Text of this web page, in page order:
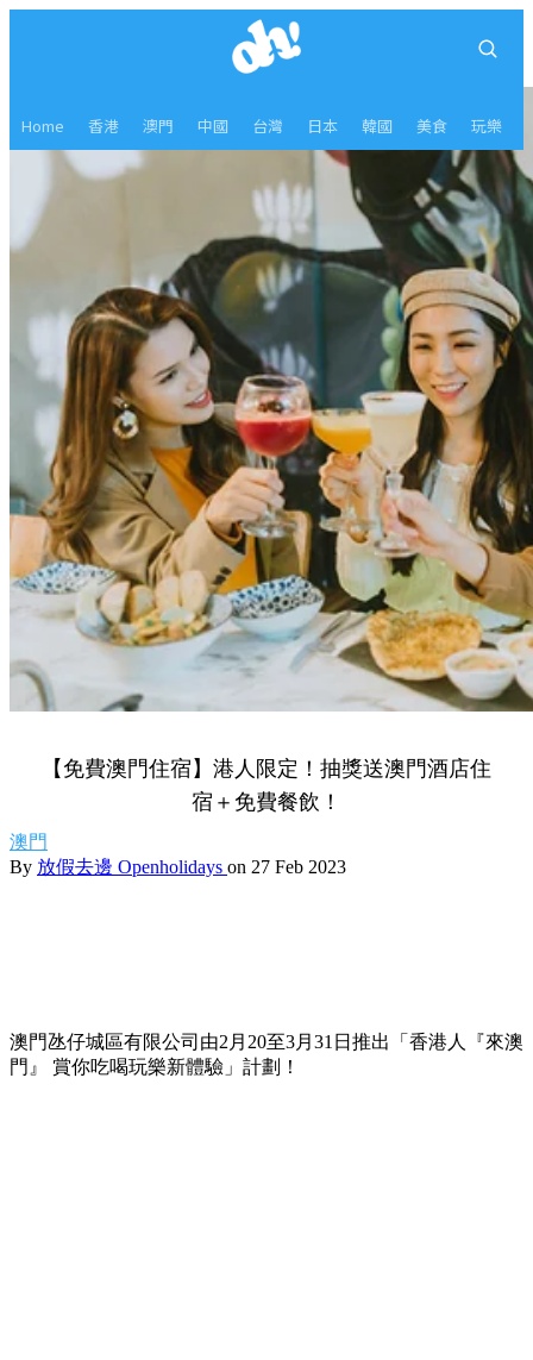
Home 香港 澳門 中國 台灣 日本 韓國 美食 玩樂
【免費澳門住宿】港人限定！抽獎送澳門酒店住
宿＋免費餐飲！
澳門
By 放假去邊 Openholidays on 27 Feb 2023
澳門氹仔城區有限公司由2月20至3月31日推出「香港人『來澳
門』 賞你吃喝玩樂新體驗」計劃！